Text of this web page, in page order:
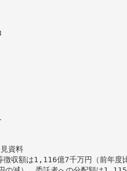
資料
徴収額は1,116億7千万円（前年度